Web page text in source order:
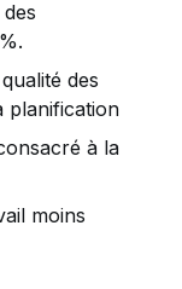
des
planification
à la
moins